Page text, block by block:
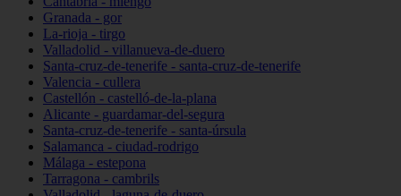
Granada - gor
La-rioja - tirgo
Valladolid - villanueva-de-duero
Santa-cruz-de-tenerife - santa-cruz-de-tenerife
Valencia - cullera
Castellón - castelló-de-la-plana
Alicante - guardamar-del-segura
Santa-cruz-de-tenerife - santa-úrsula
Salamanca - ciudad-rodrigo
Málaga - estepona
Tarragona - cambrils